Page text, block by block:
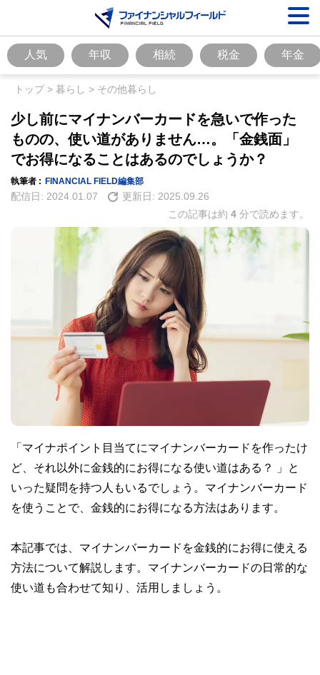
人気 年収 相続 税金 年金
トップ> 暮らし > その他暮らし
少し前にマイナンバーカードを急いで作った
ものの、使い道がありません…。「金銭面」
でお得になることはあるのでしょうか？
執筆者 : FINANCIAL FIELD編集部
配信日: 2024.01.07 更新日: 2025.09.26
この記事は約 4 分で読めます。
「マイナポイント目当てにマイナンバーカードを作ったけ
ど、それ以外に金銭的にお得になる使い道はある？ 」と
いった疑問を持つ人もいるでしょう。マイナンバーカード
を使うことで、金銭的にお得になる方法はあります。
本記事では、マイナンバーカードを金銭的にお得に使える
方法について解説します。マイナンバーカードの日常的な
使い道も合わせて知り、活用しましょう。